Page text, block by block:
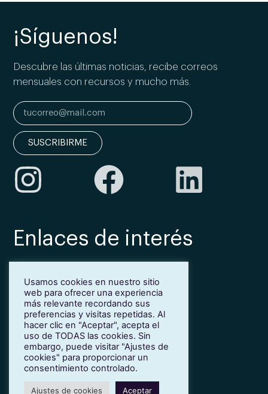
¡Síguenos!
Descubre las últimas noticias, recibe correos
mensuales con recursos y mucho más.
SUSCRIBIRME
Enlaces de interés
Inmersión lingüística de inglés en Girona
Más idiomas para empresas
Blog
Contacto
Trabaja con nosotros
Política de privacidad
Usamos cookies en nuestro sitio
web para ofrecer una experiencia
más relevante recordando sus
preferencias y visitas repetidas. Al
hacer clic en "Aceptar", acepta el
uso de TODAS las cookies. Sin
embargo, puede visitar "Ajustes de
cookies" para proporcionar un
consentimiento controlado.
Ajustes de cookies Aceptar